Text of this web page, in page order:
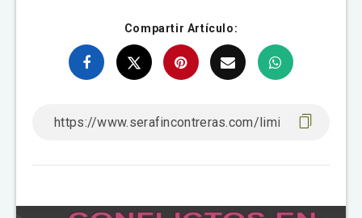
Compartir Artículo: